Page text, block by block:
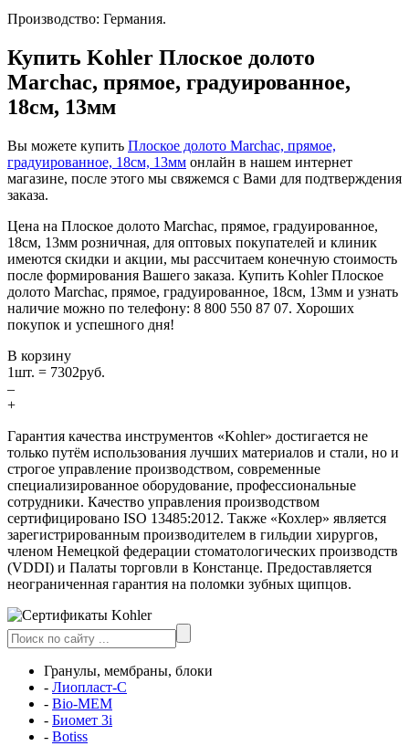
Производство: Германия.
Купить Kohler Плоское долото
Marchac, прямое, градуированное,
18см, 13мм
Вы можете купить Плоское долото Marchac, прямое,
градуированное, 18см, 13мм онлайн в нашем интернет
магазине, после этого мы свяжемся с Вами для подтверждения
заказа.
Цена на Плоское долото Marchac, прямое, градуированное,
18см, 13мм розничная, для оптовых покупателей и клиник
имеются скидки и акции, мы рассчитаем конечную стоимость
после формирования Вашего заказа. Купить Kohler Плоское
долото Marchac, прямое, градуированное, 18см, 13мм и узнать
наличие можно по телефону: 8 800 550 87 07. Хороших
покупок и успешного дня!
В корзину
1шт. = 7302руб.
–
+
Гарантия качества инструментов «Kohler» достигается не
только путём использования лучших материалов и стали, но и
строгое управление производством, современные
специализированное оборудование, профессиональные
сотрудники. Качество управления производством
сертифицировано ISO 13485:2012. Также «Кохлер» является
зарегистрированным производителем в гильдии хирургов,
членом Немецкой федерации стоматологических производств
(VDDI) и Палаты торговли в Констанце. Предоставляется
неограниченная гарантия на поломки зубных щипцов.
Гранулы, мембраны, блоки
- Лиопласт-С
- Bio-MEM
- Биомет 3i
- Botiss